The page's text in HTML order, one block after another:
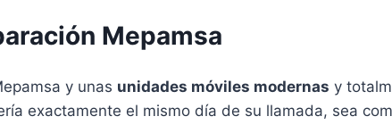
Mepamsa
y unas unidades móviles modernas y
exactamente el mismo día de su llamada, sea